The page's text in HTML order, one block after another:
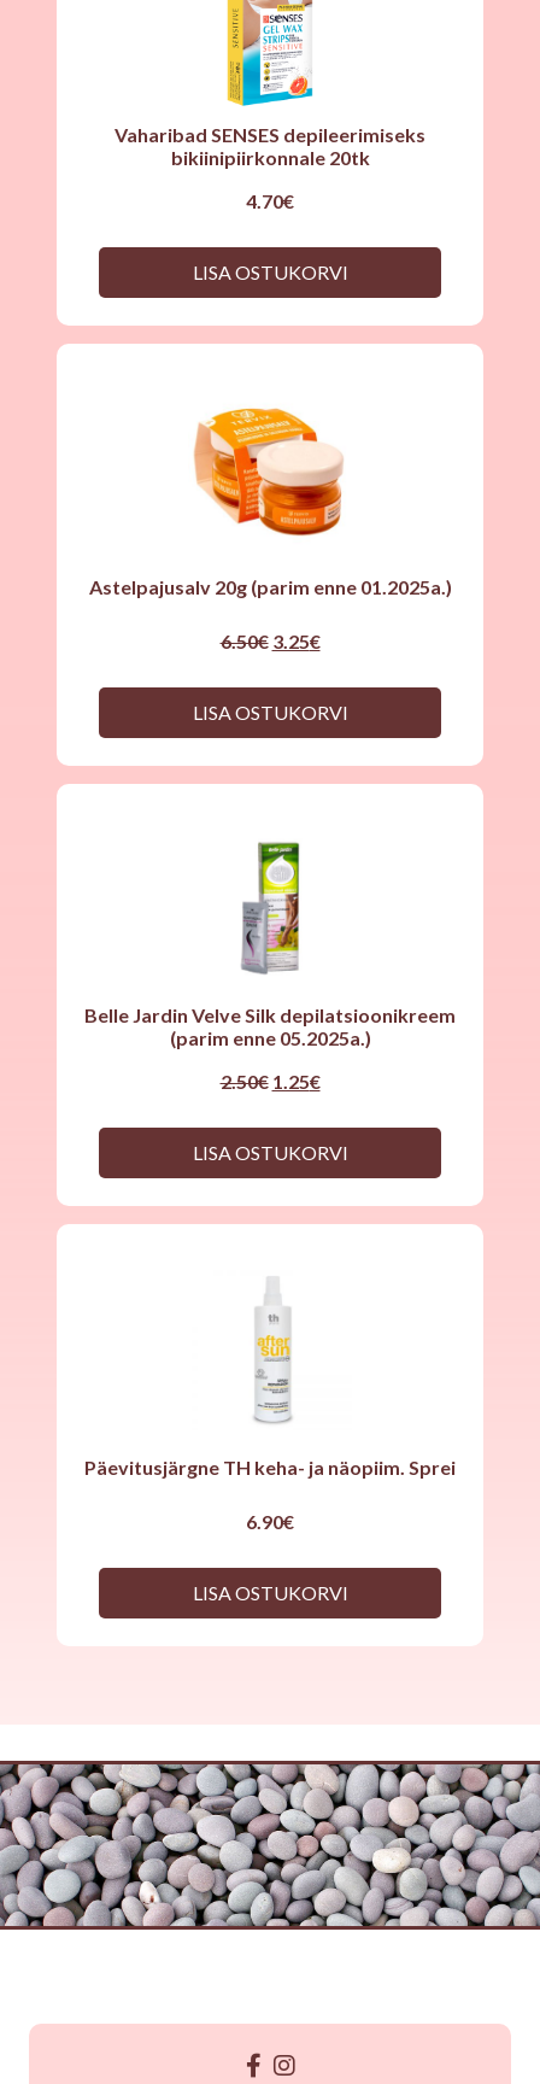
Vaharibad SENSES depileerimiseks
bikiinipiirkonnale 20tk
4.70€
LISA OSTUKORVI
Astelpajusalv 20g (parim enne 01.2025a.)
6.50€ Original
6.50€.
3.25€Current
3.25€.
LISA OSTUKORVI
Belle Jardin Velve Silk depilatsioonikreem
(parim enne 05.2025a.)
2.50€ Original
2.50€.
1.25€Current
1.25€.
LISA OSTUKORVI
Päevitusjärgne TH keha- ja näopiim. Sprei
6.90€
LISA OSTUKORVI